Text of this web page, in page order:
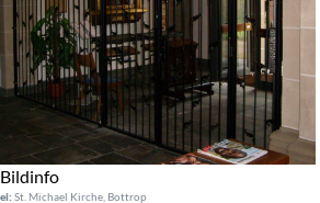
St. Michael Kirche, Bottrop